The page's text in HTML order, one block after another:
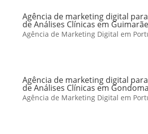
Agência de marketing digital
de Análises Clínicas em
Agência de Marketing Digital em
Agência de marketing digital
de Análises Clínicas em
Agência de Marketing Digital em